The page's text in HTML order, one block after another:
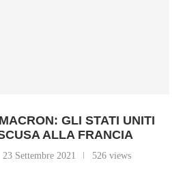
GLI STATI UNITI
ALLA FRANCIA
23 Settembre 2021 526 views